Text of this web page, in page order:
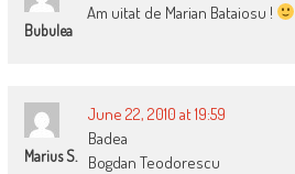
Bubulea
Am uitat de Marian Bataiosu !
Marius S.
June 22, 2010 at 19:59
Badea
Bogdan Teodorescu